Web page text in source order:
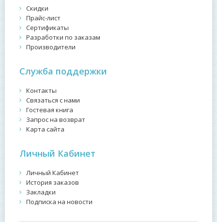
Скидки
Прайс-лист
Сертификаты
Разработки по заказам
Производители
Служба поддержки
Контакты
Связаться с нами
Гостевая книга
Запрос на возврат
Карта сайта
Личный Кабинет
Личный Кабинет
История заказов
Закладки
Подписка на новости